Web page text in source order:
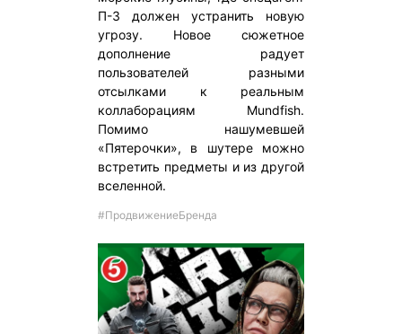
П-3 должен устранить новую
угрозу. Новое сюжетное
дополнение радует
пользователей разными
отсылками к реальным
коллаборациям Mundfish.
Помимо нашумевшей
«Пятерочки», в шутере можно
встретить предметы и из другой
вселенной.
#ПродвижениеБренда